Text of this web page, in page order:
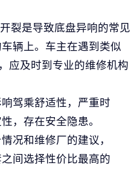
裂是导致底盘异响的常见
辆上。车主在遇到类似
应及时到专业的维修机构
驾乘舒适性，严重时
，存在安全隐患。
况和维修厂的建议，
间选择性价比最高的